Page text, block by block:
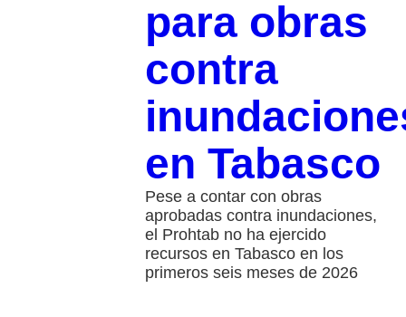
para obras
contra
en Tabasco
Pese a contar con obras
aprobadas contra inundaciones,
el Prohtab no ha ejercido
recursos en Tabasco en los
primeros seis meses de 2026